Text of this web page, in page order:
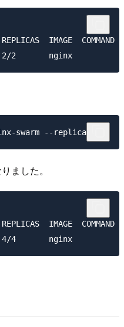
IMAGE  COMMAND
ました。
IMAGE  COMMAND